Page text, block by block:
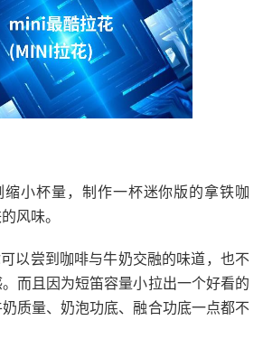
小杯量，制作一杯迷你版的拿铁咖
风味。
以尝到咖啡与牛奶交融的味道，也不
而且因为短笛容量小拉出一个好看的
质量、奶泡功底、融合功底一点都不